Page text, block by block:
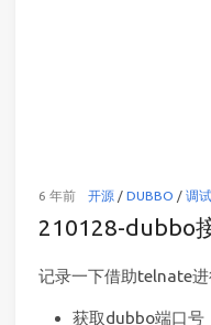
6 年前 开源/ DUBBO / 调试
210128-dubbo
记录一下借助telnate
获取dubbo端口号